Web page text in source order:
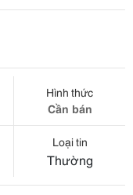
Hình thức
Cần bán
Loại tin
Thường